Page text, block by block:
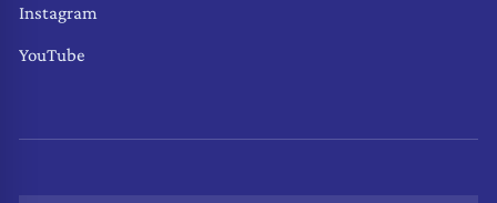
Instagram
YouTube